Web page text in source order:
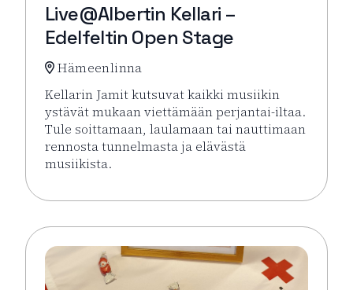
Live@Albertin Kellari –
Edelfeltin Open Stage
Hämeenlinna
Kellarin Jamit kutsuvat kaikki musiikin
ystävät mukaan viettämään perjantai-iltaa.
Tule soittamaan, laulamaan tai nauttimaan
rennosta tunnelmasta ja elävästä
musiikista.
Lue lisää tapahtumasta Live@Albertin Kellari –